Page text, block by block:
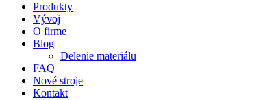
Produkty
Vývoj
O firme
Blog
Delenie materiálu
FAQ
Nové stroje
Kontakt